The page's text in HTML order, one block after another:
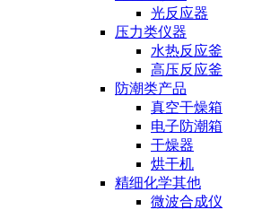
光反应器
压力类仪器
水热反应釜
高压反应釜
防潮类产品
真空干燥箱
电子防潮箱
干燥器
烘干机
精细化学其他
微波合成仪